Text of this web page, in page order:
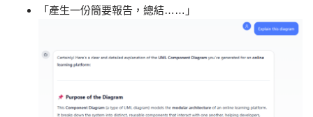
「產生一份簡要報告，總結……」